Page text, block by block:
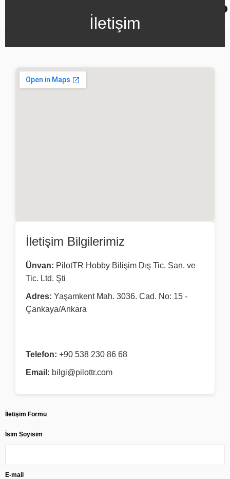
0
İletişim
İletişim Bilgilerimiz
Ünvan: PilotTR Hobby Bilişim Dış Tic. San. ve
Tic. Ltd. Şti
Adres: Yaşamkent Mah. 3036. Cad. No: 15 -
Çankaya/Ankara
Telefon: +90 538 230 86 68
Email: bilgi@pilottr.com
İletişim Formu
İsim Soyisim
E-mail